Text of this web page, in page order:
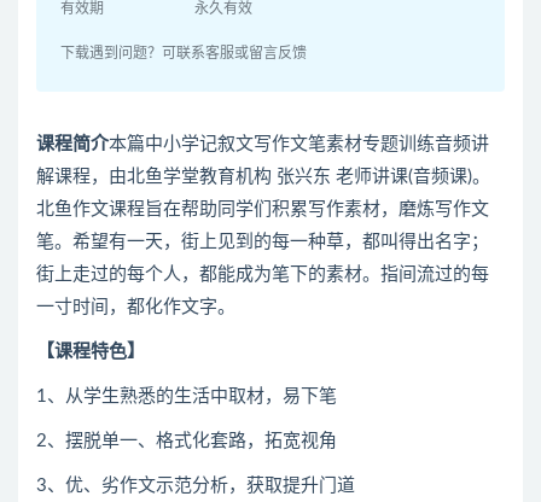
有效期 永久有效
下载遇到问题？可联系客服或留言反馈
课程简介本篇中小学记叙文写作文笔素材专题训练音频讲
解课程，由北鱼学堂教育机构 张兴东 老师讲课(音频课)。
北鱼作文课程旨在帮助同学们积累写作素材，磨炼写作文
笔。希望有一天，街上见到的每一种草，都叫得出名字；
街上走过的每个人，都能成为笔下的素材。指间流过的每
一寸时间，都化作文字。
【课程特色】
1、从学生熟悉的生活中取材，易下笔
2、摆脱单一、格式化套路，拓宽视角
3、优、劣作文示范分析，获取提升门道